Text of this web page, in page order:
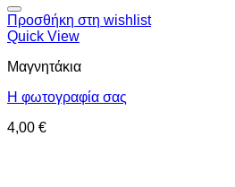
Προσθήκη στη wishlist
Quick View
Μαγνητάκια
Η φωτογραφία σας
4,00 €